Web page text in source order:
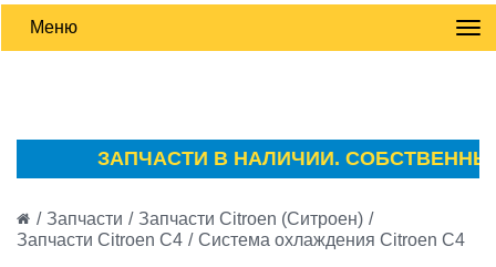
Меню
ЗАПЧАСТИ В НАЛИЧИИ. СОБСТВЕННЫЙ
/ Запчасти / Запчасти Citroen (Ситроен) /
Запчасти Citroen C4 / Система охлаждения Citroen C4